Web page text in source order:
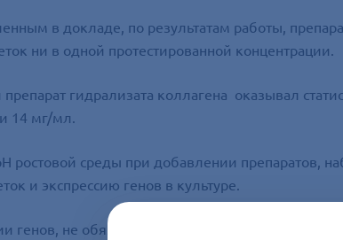
в докладе, по результатам работы,
ни в одной протестированной концентрации.
гидрализата коллагена оказывал
14 мг/мл.
ростовой среды при добавлении препаратов,
и экспрессию генов в культуре.
генов, не обязательно будет